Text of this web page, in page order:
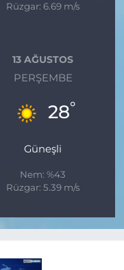
Rüzgar: 6.69 m/s
13 AĞUSTOS
PERŞEMBE
28°
Güneşli
Nem: %43
Rüzgar: 5.39 m/s